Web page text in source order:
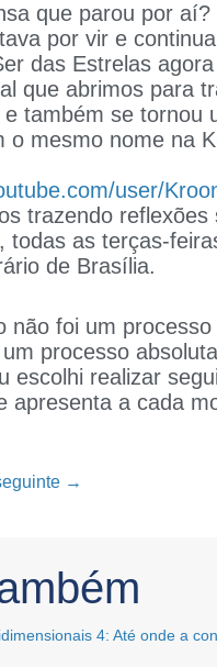
que parou por aí?
por vir e continua
das Estrelas
que abrimos para
também se tornou
o mesmo nome na
user/
trazendo reflexões
todas as terças-
de Brasília.
não foi um processo
processo
escolhi realizar
apresenta a cada
→